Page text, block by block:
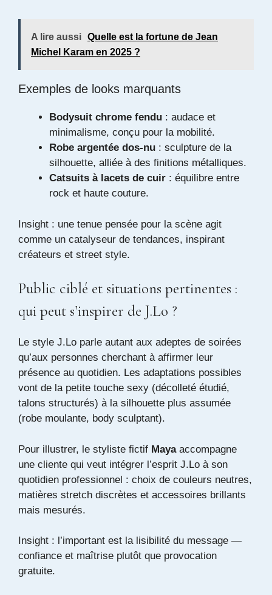
A lire aussi Quelle est la fortune de Jean
Michel Karam en 2025 ?
Exemples de looks marquants
Bodysuit chrome fendu : audace et
minimalisme, conçu pour la mobilité.
Robe argentée dos-nu : sculpture de la
silhouette, alliée à des finitions métalliques.
Catsuits à lacets de cuir : équilibre entre
rock et haute couture.
Insight : une tenue pensée pour la scène agit
comme un catalyseur de tendances, inspirant
créateurs et street style.
Public ciblé et situations pertinentes :
qui peut s’inspirer de J.Lo ?
Le style J.Lo parle autant aux adeptes de soirées
qu’aux personnes cherchant à affirmer leur
présence au quotidien. Les adaptations possibles
vont de la petite touche sexy (décolleté étudié,
talons structurés) à la silhouette plus assumée
(robe moulante, body sculptant).
Pour illustrer, le styliste fictif Mayaaccompagne
une cliente qui veut intégrer l’esprit J.Lo à son
quotidien professionnel : choix de couleurs neutres,
matières stretch discrètes et accessoires brillants
mais mesurés.
Insight : l’important est la lisibilité du message —
confiance et maîtrise plutôt que provocation
gratuite.